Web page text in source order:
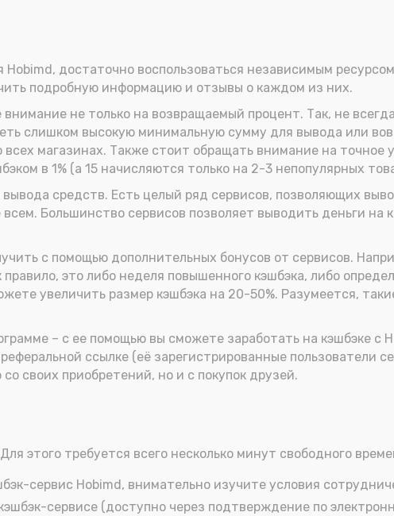
Hobimd, достаточно воспользоваться независимым
подробную информацию и отзывы о каждом из них.
не только на возвращаемый процент. Так, не
слишком высокую минимальную сумму для вывода или
магазинах. Также стоит обращать внимание на
в 1% (а 15 начисляются только на 2-3 непопулярных
средств. Есть целый ряд сервисов, позволяющих
Большинство сервисов позволяет выводить деньги на
с помощью дополнительных бонусов от сервисов.
это либо неделя повышенного кэшбэка, либо
увеличить размер кэшбэка на 20-50%. Разумеется,
– с ее помощью вы сможете заработать на кэшбэке с
ссылке (её зарегистрированные пользователи
своих приобретений, но и с покупок друзей.
этого требуется всего несколько минут свободного
сервис Hobimd, внимательно изучите условия
сервисе (доступно через подтверждение по